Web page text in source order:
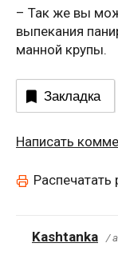
– Так же вы
выпекания
манной крупы.
Закладка
Написать
Распечатать
Kashtanka /